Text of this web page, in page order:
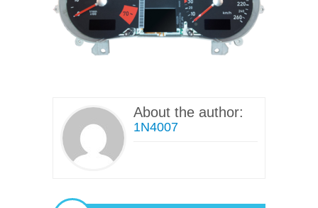
About the author:
1N4007